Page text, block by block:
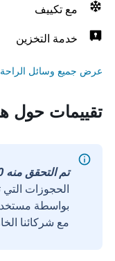
مع تكييف
خدمة التخزين
عرض جميع وسائل الراحة
تقييمات حول
تم التحقق منه 100%
الحجوزات
مع شركائنا